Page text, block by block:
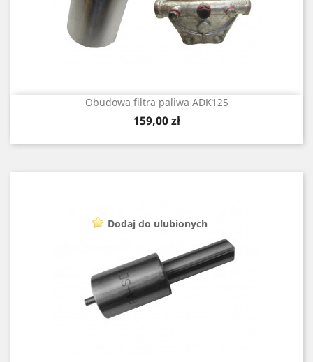
Obudowa filtra paliwa ADK125
Cena
159,00 zł
Dodaj do ulubionych